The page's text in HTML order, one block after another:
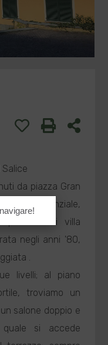
da piazza Gran
residenziale,
porzione di villa
negli anni '80,
.
livelli; al piano
troviamo un
salone doppio e
si accede